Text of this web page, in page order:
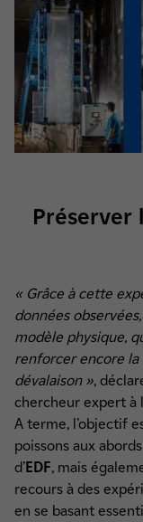
Préserver
« Grâce à cette
données
modèle physique,
renforcer encore
dévalaison »,
chercheur expert à
A terme, l’objectif
poissons aux
d’EDF, mais
recours à des
en se basant